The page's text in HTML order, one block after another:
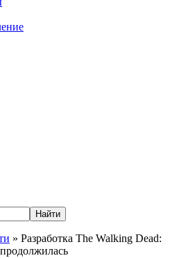
» Разработка The Walking Dead: